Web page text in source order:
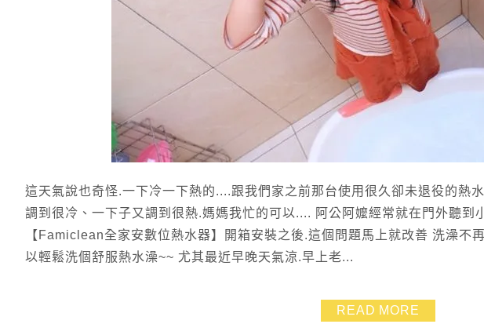
這天氣說也奇怪.一下冷一下熱的....跟我們家之前那台使用很久卻未退役的熱
調到很冷、一下子又調到很熱.媽媽我忙的可以.... 阿公阿嬤經常就在門外聽到
【Famiclean全家安數位熱水器】開箱安裝之後.這個問題馬上就改善 洗澡不
以輕鬆洗個舒服熱水澡~~ 尤其最近早晚天氣涼.早上老...
READ MORE